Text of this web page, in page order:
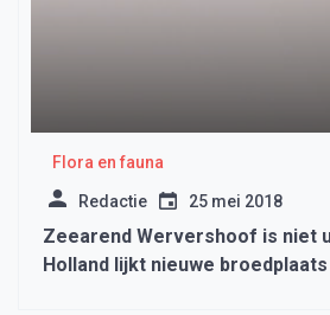
Flora en fauna
Redactie 25 mei 2018
Zeearend Wervershoof is niet
Holland lijkt nieuwe